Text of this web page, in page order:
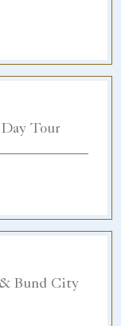
Tour
Bund City